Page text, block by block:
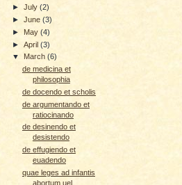
►July(2)
►June(3)
► May(4)
►April(3)
▼ March(6)
de medicina et
philosophia
de docendo et scholis
de argumentando et
ratiocinando
de desinendo et
desistendo
de effugiendo et
euadendo
quae leges ad infantis
abortum uel